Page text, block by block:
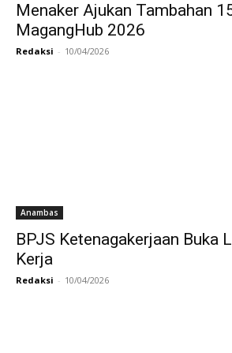
Menaker Ajukan Tambahan
MagangHub 2026
Redaksi - 10/04/2026
Anambas
BPJS Ketenagakerjaan Buka
Kerja
Redaksi - 10/04/2026